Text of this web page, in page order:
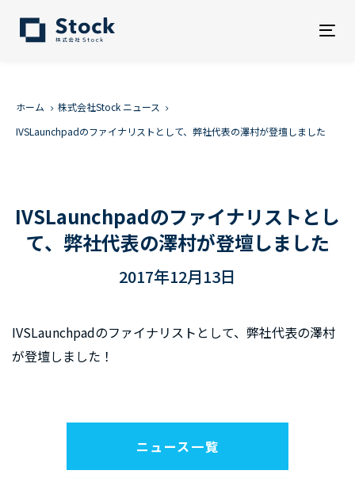
ホーム
株式会社Stock ニュース
IVSLaunchpadのファイナリストとして、弊社代表の澤村が登壇しました
IVSLaunchpadのファイナリストとし
て、弊社代表の澤村が登壇しました
2017年12月13日
IVSLaunchpadのファイナリストとして、弊社代表の澤村
が登壇しました！
ニュース一覧